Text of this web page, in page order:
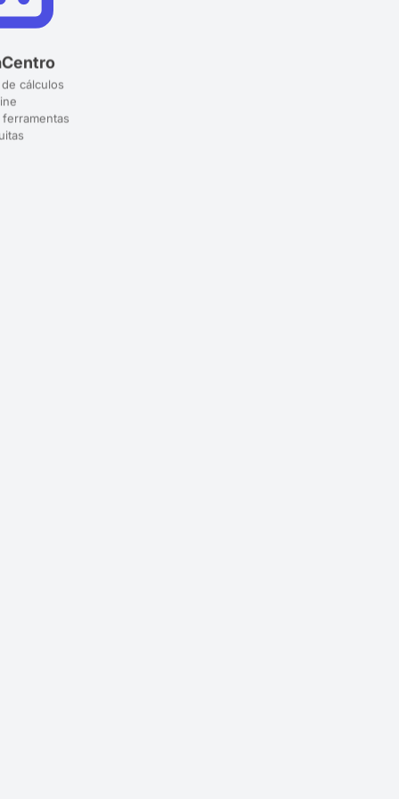
cálculos